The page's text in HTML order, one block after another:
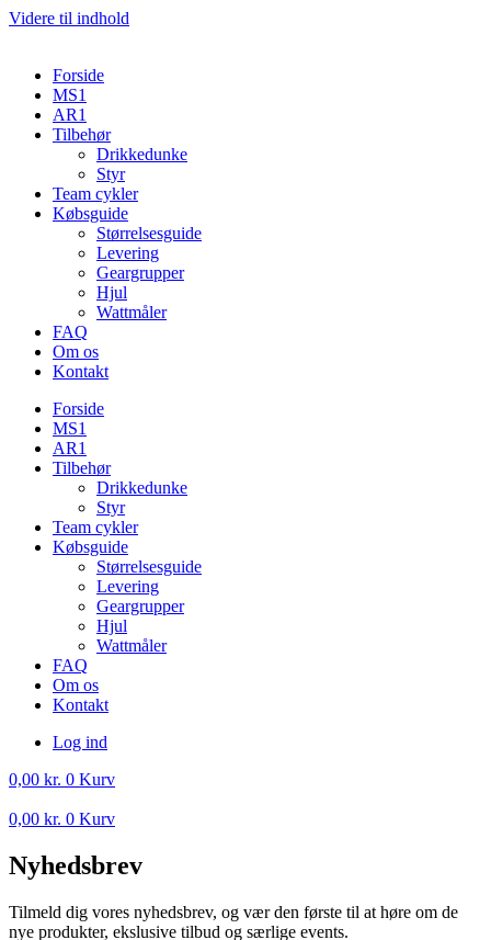
Videre til indhold
Forside
MS1
AR1
Tilbehør
Drikkedunke
Styr
Team cykler
Købsguide
Størrelsesguide
Levering
Geargrupper
Hjul
Wattmåler
FAQ
Om os
Kontakt
Forside
MS1
AR1
Tilbehør
Drikkedunke
Styr
Team cykler
Købsguide
Størrelsesguide
Levering
Geargrupper
Hjul
Wattmåler
FAQ
Om os
Kontakt
Log ind
0,00 kr. 0 Kurv
0,00 kr. 0 Kurv
Nyhedsbrev
Tilmeld dig vores nyhedsbrev, og vær den første til at høre om de
nye produkter, ekslusive tilbud og særlige events.